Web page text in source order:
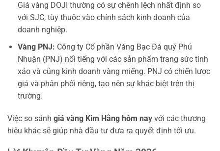
Giá vàng DOJI thường có sự chênh lệch nhất định so
với SJC, tùy thuộc vào chính sách kinh doanh của
doanh nghiệp.
Vàng PNJ: Công ty Cổ phần Vàng Bạc Đá quý Phú
Nhuận (PNJ) nổi tiếng với các sản phẩm trang sức tinh
xảo và cũng kinh doanh vàng miếng. PNJ có chiến lược
giá và phân phối riêng, tạo nên sự khác biệt trên thị
trường.
Việc so sánh giá vàng Kim Hằng hôm nay với các thương
hiệu khác sẽ giúp nhà đầu tư đưa ra quyết định tối ưu.